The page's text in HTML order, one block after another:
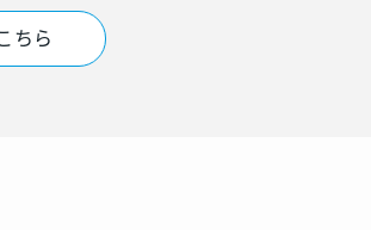
ちら